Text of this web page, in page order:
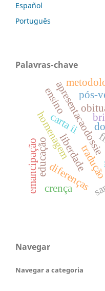
Español
Português
Palavras-chave
apresentacaodossie
carta ii
homenagem
diferenças
educação
pós-
crença
emancipação liberdade
ensino
Navegar
Navegar a categoria